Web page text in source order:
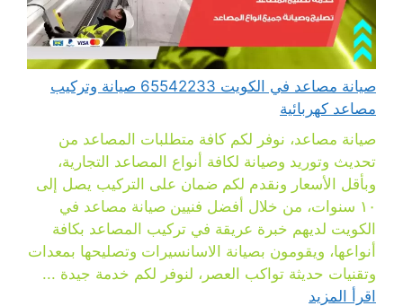
صيانة مصاعد في الكويت 65542233 صيانة وتركيب
مصاعد كهربائية
صيانة مصاعد، نوفر لكم كافة متطلبات المصاعد من
تحديث وتوريد وصيانة لكافة أنواع المصاعد التجارية،
وبأقل الأسعار ونقدم لكم ضمان على التركيب يصل إلى
١٠ سنوات، من خلال أفضل فنيين صيانة مصاعد في
الكويت لديهم خبرة عريقة في تركيب المصاعد بكافة
أنواعها، ويقومون بصيانة الاسانسيرات وتصليحها بمعدات
وتقنيات حديثة تواكب العصر، لنوفر لكم خدمة جيدة ...
اقرأ المزيد